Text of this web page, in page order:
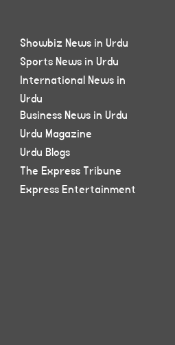
Showbiz News in Urdu
Sports News in Urdu
International News in
Urdu
Business News in Urdu
Urdu Magazine
Urdu Blogs
The Express Tribune
Express Entertainment